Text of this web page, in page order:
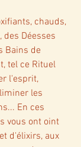
chauds,
Déesses
Bains de
tel ce Rituel
l'esprit,
les
En ces
vous ont oint
d'élixirs, aux